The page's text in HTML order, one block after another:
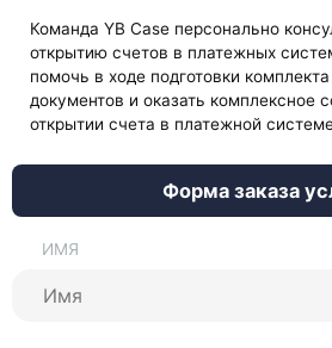
Команда YB Case персонально
открытию счетов в платежных
помочь в ходе подготовки
документов и оказать комплексное
открытии счета в платежной
Форма заказа
ИМЯ